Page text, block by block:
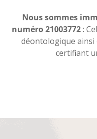
Nous sommes
numéro 21003772:
déontologique ainsi
certifiant